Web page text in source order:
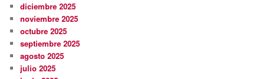
diciembre 2025
noviembre 2025
octubre 2025
septiembre 2025
agosto 2025
julio 2025